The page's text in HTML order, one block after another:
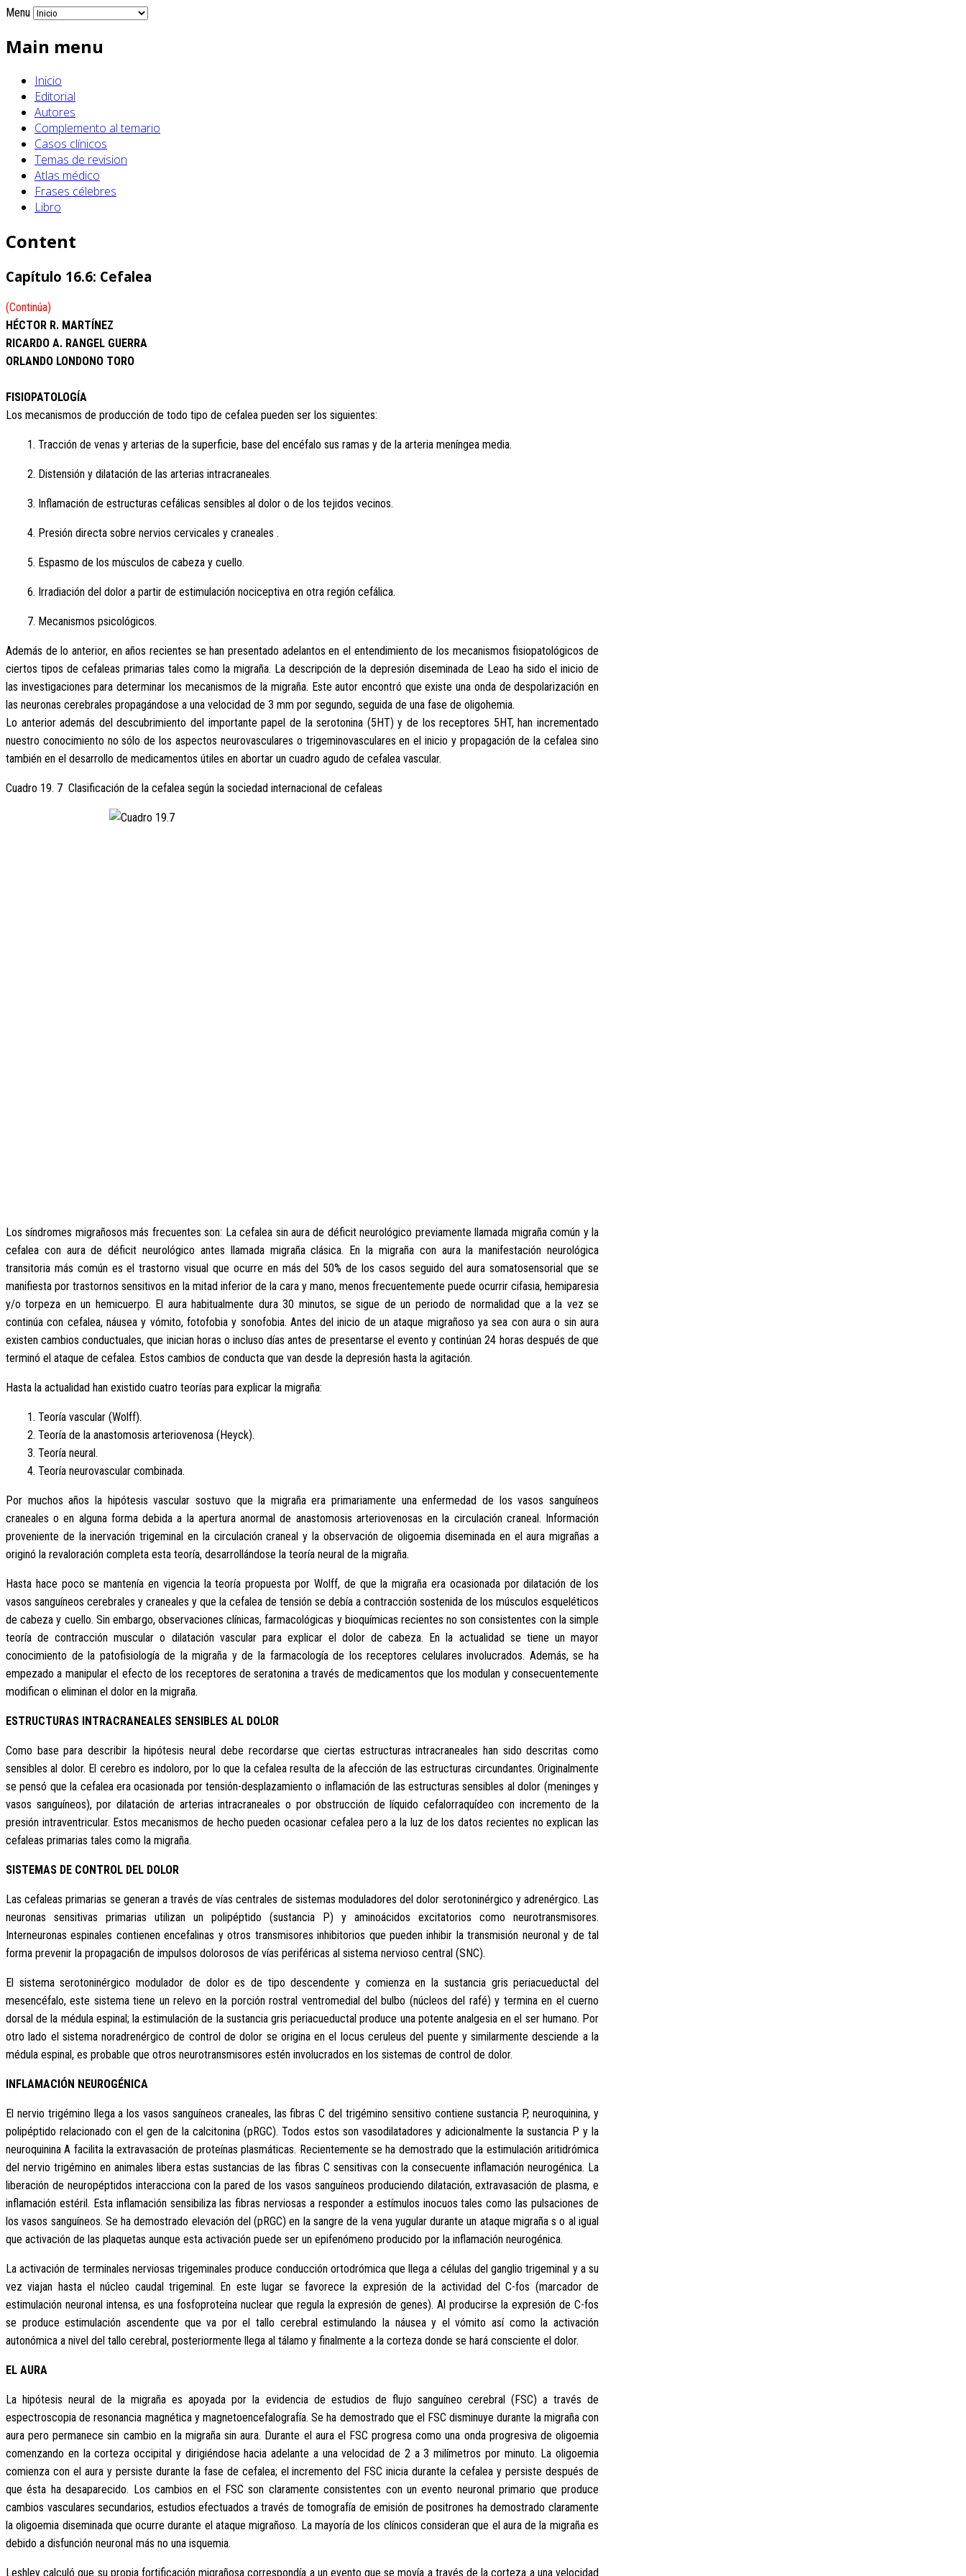
Menu
Main menu
Inicio
Editorial
Autores
Complemento al temario
Casos clínicos
Temas de revision
Atlas médico
Frases célebres
Libro
Content
Capítulo 16.6: Cefalea
(Continúa)
HÉCTOR R. MARTÍNEZ
RICARDO A. RANGEL GUERRA
ORLANDO LONDONO TORO
FISIOPATOLOGÍA
Los mecanismos de producción de todo tipo de cefalea pueden ser los siguientes:
1. Tracción de venas y arterias de la superficie, base del encéfalo sus ramas y de la arteria meníngea media.
2. Distensión y dilatación de las arterias intracraneales.
3. Inflamación de estructuras cefálicas sensibles al dolor o de los tejidos vecinos.
4. Presión directa sobre nervios cervicales y craneales .
5. Espasmo de los músculos de cabeza y cuello.
6. Irradiación del dolor a partir de estimulación nociceptiva en otra región cefálica.
7. Mecanismos psicológicos.
Además de lo anterior, en años recientes se han presentado adelantos en el entendimiento de los mecanismos fisiopatológicos de
ciertos tipos de cefaleas primarias tales como la migraña. La descripción de la depresión diseminada de Leao ha sido el inicio de
las investigaciones para determinar los mecanismos de la migraña. Este autor encontró que existe una onda de despolarización en
las neuronas cerebrales propagándose a una velocidad de 3 mm por segundo, seguida de una fase de oligohemia.
Lo anterior además del descubrimiento del importante papel de la serotonina (5HT) y de los receptores 5HT, han incrementado
nuestro conocimiento no sólo de los aspectos neurovasculares o trigeminovasculares en el inicio y propagación de la cefalea sino
también en el desarrollo de medicamentos útiles en abortar un cuadro agudo de cefalea vascular.
Cuadro 19. 7 Clasificación de la cefalea según la sociedad internacional de cefaleas
Los síndromes migrañosos más frecuentes son: La cefalea sin aura de déficit neurológico previamente llamada migraña común y la
cefalea con aura de déficit neurológico antes llamada migraña clásica. En la migraña con aura la manifestación neurológica
transitoria más común es el trastorno visual que ocurre en más del 50% de los casos seguido del aura somatosensorial que se
manifiesta por trastornos sensitivos en la mitad inferior de la cara y mano, menos frecuentemente puede ocurrir cifasia, hemiparesia
y/o torpeza en un hemicuerpo. El aura habitualmente dura 30 minutos, se sigue de un periodo de normalidad que a la vez se
continúa con cefalea, náusea y vómito, fotofobia y sonofobia. Antes del inicio de un ataque migrañoso ya sea con aura o sin aura
existen cambios conductuales, que inician horas o incluso días antes de presentarse el evento y continúan 24 horas después de que
terminó el ataque de cefalea. Estos cambios de conducta que van desde la depresión hasta la agitación.
Hasta la actualidad han existido cuatro teorías para explicar la migraña:
1. Teoría vascular (Wolff).
2. Teoría de la anastomosis arteriovenosa (Heyck).
3. Teoría neural.
4. Teoría neurovascular combinada.
Por muchos años la hipótesis vascular sostuvo que la migraña era primariamente una enfermedad de los vasos sanguíneos
craneales o en alguna forma debida a la apertura anormal de anastomosis arteriovenosas en la circulación craneal. Información
proveniente de la inervación trigeminal en la circulación craneal y la observación de oligoemia diseminada en el aura migrañas a
originó la revaloración completa esta teoría, desarrollándose la teoría neural de la migraña.
Hasta hace poco se mantenía en vigencia la teoría propuesta por Wolff, de que la migraña era ocasionada por dilatación de los
vasos sanguíneos cerebrales y craneales y que la cefalea de tensión se debía a contracción sostenida de los músculos esqueléticos
de cabeza y cuello. Sin embargo, observaciones clínicas, farmacológicas y bioquímicas recientes no son consistentes con la simple
teoría de contracción muscular o dilatación vascular para explicar el dolor de cabeza. En la actualidad se tiene un mayor
conocimiento de la patofisiología de la migraña y de la farmacología de los receptores celulares involucrados. Además, se ha
empezado a manipular el efecto de los receptores de seratonina a través de medicamentos que los modulan y consecuentemente
modifican o eliminan el dolor en la migraña.
ESTRUCTURAS INTRACRANEALES SENSIBLES AL DOLOR
Como base para describir la hipótesis neural debe recordarse que ciertas estructuras intracraneales han sido descritas como
sensibles al dolor. El cerebro es indoloro, por lo que la cefalea resulta de la afección de las estructuras circundantes. Originalmente
se pensó que la cefalea era ocasionada por tensión-desplazamiento o inflamación de las estructuras sensibles al dolor (meninges y
vasos sanguíneos), por dilatación de arterias intracraneales o por obstrucción de líquido cefalorraquídeo con incremento de la
presión intraventricular. Estos mecanismos de hecho pueden ocasionar cefalea pero a la luz de los datos recientes no explican las
cefaleas primarias tales como la migraña.
SISTEMAS DE CONTROL DEL DOLOR
Las cefaleas primarias se generan a través de vías centrales de sistemas moduladores del dolor serotoninérgico y adrenérgico. Las
neuronas sensitivas primarias utilizan un polipéptido (sustancia P) y aminoácidos excitatorios como neurotransmisores.
Interneuronas espinales contienen encefalinas y otros transmisores inhibitorios que pueden inhibir la transmisión neuronal y de tal
forma prevenir la propagaci6n de impulsos dolorosos de vías periféricas al sistema nervioso central (SNC).
El sistema serotoninérgico modulador de dolor es de tipo descendente y comienza en la sustancia gris periacueductal del
mesencéfalo, este sistema tiene un relevo en la porción rostral ventromedial del bulbo (núcleos del rafé) y termina en el cuerno
dorsal de la médula espinal; la estimulación de la sustancia gris periacueductal produce una potente analgesia en el ser humano. Por
otro lado el sistema noradrenérgico de control de dolor se origina en el locus ceruleus del puente y similarmente desciende a la
médula espinal, es probable que otros neurotransmisores estén involucrados en los sistemas de control de dolor.
INFLAMACIÓN NEUROGÉNICA
El nervio trigémino llega a los vasos sanguíneos craneales, las fibras C del trigémino sensitivo contiene sustancia P, neuroquinina, y
polipéptido relacionado con el gen de la calcitonina (pRGC). Todos estos son vasodilatadores y adicionalmente la sustancia P y la
neuroquinina A facilita la extravasación de proteínas plasmáticas. Recientemente se ha demostrado que la estimulación aritidrómica
del nervio trigémino en animales libera estas sustancias de las fibras C sensitivas con la consecuente inflamación neurogénica. La
liberación de neuropéptidos interacciona con la pared de los vasos sanguíneos produciendo dilatación, extravasación de plasma, e
inflamación estéril. Esta inflamación sensibiliza las fibras nerviosas a responder a estímulos inocuos tales como las pulsaciones de
los vasos sanguíneos. Se ha demostrado elevación del (pRGC) en la sangre de la vena yugular durante un ataque migraña s o al igual
que activación de las plaquetas aunque esta activación puede ser un epifenómeno producido por la inflamación neurogénica.
La activación de terminales nerviosas trigeminales produce conducción ortodrómica que llega a células del ganglio trigeminal y a su
vez viajan hasta el núcleo caudal trigeminal. En este lugar se favorece la expresión de la actividad del C-fos (marcador de
estimulación neuronal intensa, es una fosfoproteína nuclear que regula la expresión de genes). Al producirse la expresión de C-fos
se produce estimulación ascendente que va por el tallo cerebral estimulando la náusea y el vómito así como la activación
autonómica a nivel del tallo cerebral, posteriormente llega al tálamo y finalmente a la corteza donde se hará consciente el dolor.
EL AURA
La hipótesis neural de la migraña es apoyada por la evidencia de estudios de flujo sanguíneo cerebral (FSC) a través de
espectroscopia de resonancia magnética y magnetoencefalografía. Se ha demostrado que el FSC disminuye durante la migraña con
aura pero permanece sin cambio en la migraña sin aura. Durante el aura el FSC progresa como una onda progresiva de oligoemia
comenzando en la corteza occipital y dirigiéndose hacia adelante a una velocidad de 2 a 3 milímetros por minuto. La oligoemia
comienza con el aura y persiste durante la fase de cefalea; el incremento del FSC inicia durante la cefalea y persiste después de
que ésta ha desaparecido. Los cambios en el FSC son claramente consistentes con un evento neuronal primario que produce
cambios vasculares secundarios, estudios efectuados a través de tomografía de emisión de positrones ha demostrado claramente
la oligoemia diseminada que ocurre durante el ataque migrañoso. La mayoría de los clínicos consideran que el aura de la migraña es
debido a disfunción neuronal más no una isquemia.
Leshley calculó que su propia fortificación migrañosa correspondía a un evento que se movía a través de la corteza a una velocidad